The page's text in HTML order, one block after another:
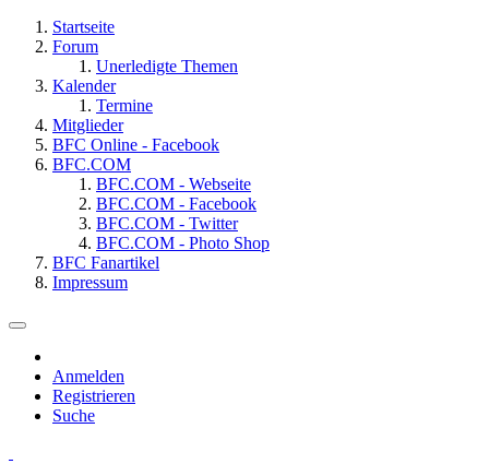
Startseite
Forum
Unerledigte Themen
Kalender
Termine
Mitglieder
BFC Online - Facebook
BFC.COM
BFC.COM - Webseite
BFC.COM - Facebook
BFC.COM - Twitter
BFC.COM - Photo Shop
BFC Fanartikel
Impressum
Anmelden
Registrieren
Suche